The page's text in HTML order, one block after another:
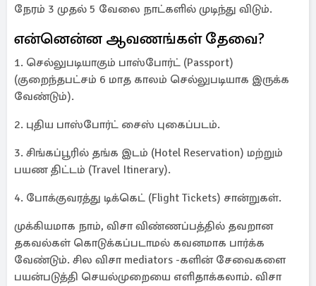
நேரம் 3 முதல் 5 வேலை நாட்களில் முடிந்து விடும்.
என்னென்ன ஆவணங்கள் தேவை?
1. செல்லுபடியாகும் பாஸ்போர்ட் (Passport)
(குறைந்தபட்சம் 6 மாத காலம் செல்லுபடியாக இருக்க
வேண்டும்).
2. புதிய பாஸ்போர்ட் சைஸ் புகைப்படம்.
3. சிங்கப்பூரில் தங்க இடம் (Hotel Reservation) மற்றும்
பயண திட்டம் (Travel Itinerary).
4. போக்குவரத்து டிக்கெட் (Flight Tickets) சான்றுகள்.
முக்கியமாக நாம், விசா விண்ணப்பத்தில் தவறான
தகவல்கள் கொடுக்கப்படாமல் கவனமாக பார்க்க
வேண்டும். சில விசா mediators -களின் சேவைகளை
பயன்படுத்தி செயல்முறையை எளிதாக்கலாம். விசா